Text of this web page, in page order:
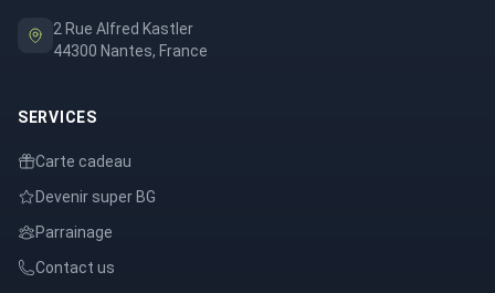
2 Rue Alfred Kastler
44300 Nantes, France
SERVICES
Carte cadeau
Devenir super BG
Parrainage
Contact us